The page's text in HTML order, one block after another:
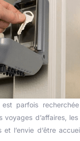
est parfois
voyages d’affaires,
l’envie d’être